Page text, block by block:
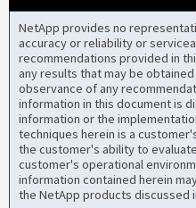
NetApp provides no
accuracy or reliability or
recommendations provided in
any results that may be
observance of any
information in this document is
information or the
techniques herein is a
the customer's ability to
customer's operational
information contained herein
the NetApp products discussed